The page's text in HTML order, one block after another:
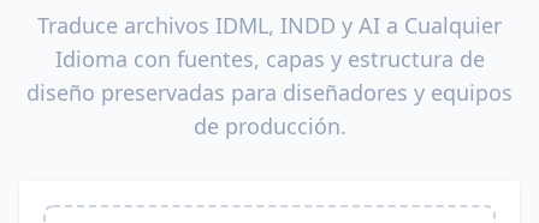
Traduce archivos IDML, INDD y AI a Cualquier
Idioma con fuentes, capas y estructura de
diseño preservadas para diseñadores y equipos
de producción.